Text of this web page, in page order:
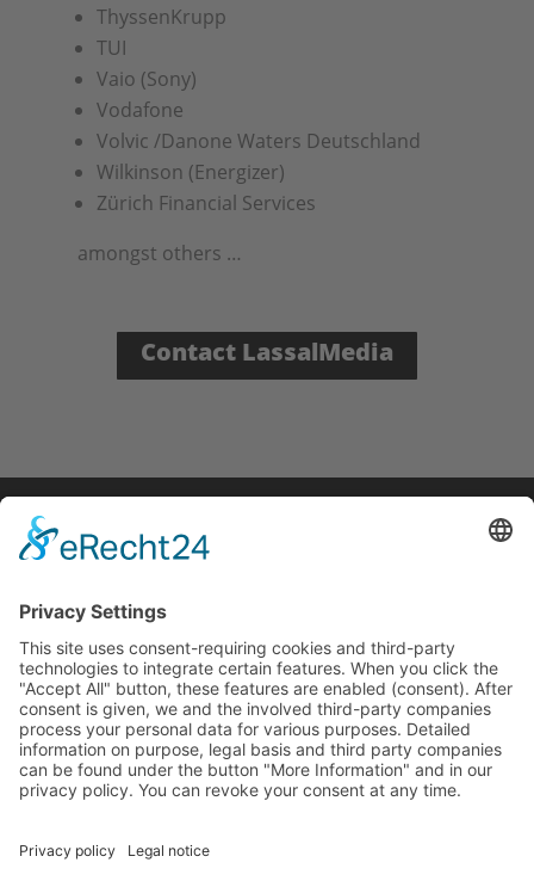
ThyssenKrupp
TUI
Vaio (Sony)
Vodafone
Volvic /Danone Waters Deutschland
Wilkinson (Energizer)
Zürich Financial Services
amongst others …
Contact LassalMedia
© 1997-2025 Lassal | Lassalmedia • Impressum |